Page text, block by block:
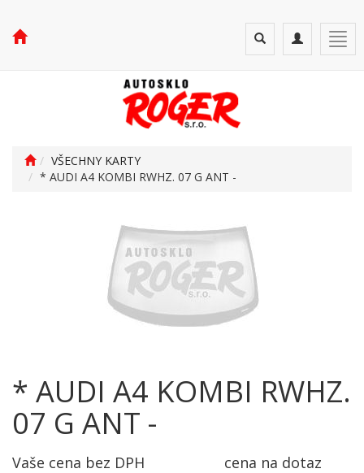
Toggle
navigation
Toggle
search
VŠECHNY KARTY
* AUDI A4 KOMBI RWHZ. 07 G ANT -
* AUDI A4 KOMBI RWHZ.
07 G ANT -
Vaše cena bez DPH
cena na dotaz